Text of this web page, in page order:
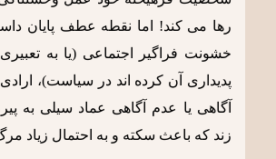
رها می کند! اما نقطه عطف پایان
خشونت فراگیر اجتماعی (یا به
پدیداری آن کرده اند در سیاست)، ارادی
آگاهی یا عدم آگاهی عماد سیلی به
زند که باعث سکته و به احتمال زیاد